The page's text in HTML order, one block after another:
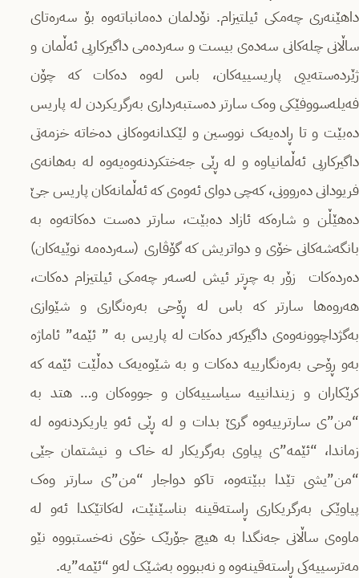
داهێنەری چەمکی ئیلتیزام. نۆدلمان دەمانباتەوە بۆ سەرەتای
ساڵانی چلەکانی سەدەی بیست و سەردەمی داگیرکاریی ئەڵمان و
ژێردەستەییی پاریسییەکان، باس لەوە دەکات کە چۆن
فەیلەسووفێکی وەک سارتر دەستبەرداری بەرگریکردن لە پاریس
دەبێت و تا ڕادەیەک نووسین و لێکدانەوەکانی دەخاتە خزمەتی
داگیرکاریی ئەڵمانیاوە و لە ڕێی جەختکردنەوەیەوە لە بەهانەی
فریودانی دەروونی، کەچی دوای ئەوەی کە ئەڵمانەکان پاریس جێ
دەهێڵن و شارەکە ئازاد دەبێت، سارتر دەست دەکاتەوە بە
بانگەشەکانی خۆی و دواتریش کە گۆڤاری (سەردەمە نوێیەکان)
دەردەکات زۆر بە چڕتر ئیش لەسەر چەمکی ئیلتیزام دەکات،
هەروەها سارتر کە باس لە ڕۆحی بەرەنگاری و شێوازی
بەگژداچوونەوەی داگیرکەر دەکات لە پاریس بە ” ئێمە” ئاماژە
بەو ڕۆحی بەرەنگارییە دەکات و بە شێوەیەک دەڵێت ئێمە کە
کرێکاران و زیندانییە سیاسییەکان و جووەکان و… هتد بە
“من”ی سارترییەوە گرێ بدات و لە ڕێی ئەو یاریکردنەوە لە
زماندا، “ئێمە”ی پیاوی بەرگریکار لە خاک و نیشتمان جێی
“من”یشی تێدا ببێتەوە، تاکو دواجار “من”ی سارتر وەک
پیاوێکی بەرگریکاری ڕاستەقینە بناسێنێت، لەکاتێکدا ئەو لە
ماوەی ساڵانی جەنگدا بە هیچ جۆرێک خۆی نەخستبووە نێو
مەترسییەکی ڕاستەقینەوە و نەببووە بەشێک لەو “ئێمە”یە.